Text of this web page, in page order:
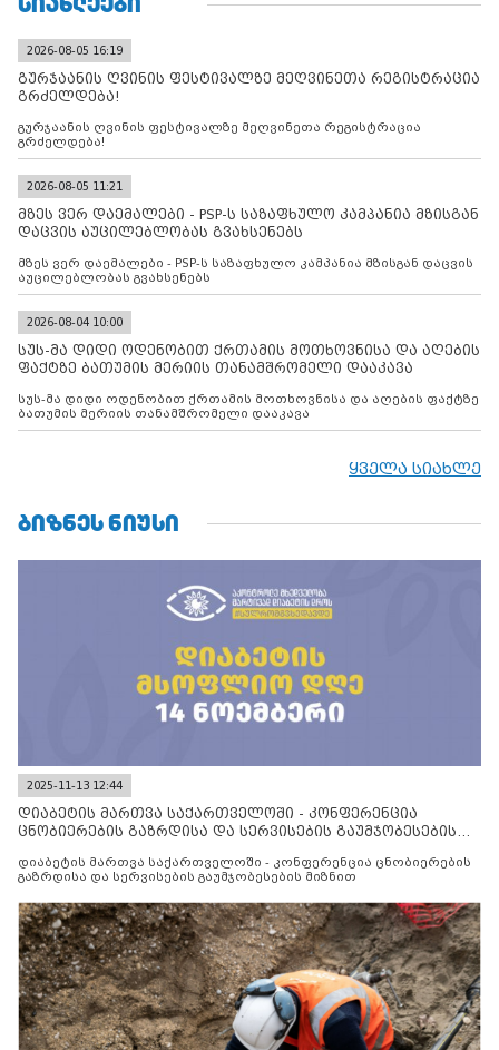
2026-08-05 16:19
გურჯაანის ღვინის ფესტივალზე მეღვინეთა რეგისტრაცია
გრძელდება!
გურჯაანის ღვინის ფესტივალზე მეღვინეთა რეგისტრაცია
გრძელდება!
2026-08-05 11:21
მზეს ვერ დაემალები - PSP-ს საზაფხულო კამპანია მზისგან
დაცვის აუცილებლობას გვახსენებს
მზეს ვერ დაემალები - PSP-ს საზაფხულო კამპანია მზისგან დაცვის
აუცილებლობას გვახსენებს
2026-08-04 10:00
სუს-მა დიდი ოდენობით ქრთამის მოთხოვნისა და აღების
ფაქტზე ბათუმის მერიის თანამშრომელი დააკავა
სუს-მა დიდი ოდენობით ქრთამის მოთხოვნისა და აღების ფაქტზე
ბათუმის მერიის თანამშრომელი დააკავა
ყველა სიახლე
ᲑᲘᲖᲜᲔᲡ ᲜᲘᲣᲡᲘ
2025-11-13 12:44
დიაბეტის მართვა საქართველოში - კონფერენცია
ცნობიერების გაზრდისა და სერვისების გაუმჯობესების
დიაბეტის მართვა საქართველოში - კონფერენცია ცნობიერების
გაზრდისა და სერვისების გაუმჯობესების მიზნით